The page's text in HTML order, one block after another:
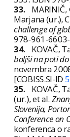
33.
Marjana (ur.),
challenge of
978-961-
34.
KOVAČ,
boljši na poti
novembra
[COBISS.SI-ID
35.
KOVAČ,
(ur.), et al.
Slovenija,
Conference on
konferenca o